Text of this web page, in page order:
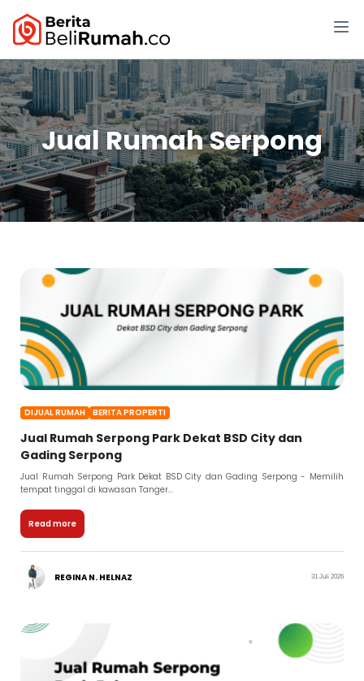
Jual Rumah Serpong
DIJUAL RUMAH BERITA PROPERTI
Jual Rumah Serpong Park Dekat BSD City dan
Gading Serpong
Jual Rumah Serpong Park Dekat BSD City dan Gading Serpong - Memilih
tempat tinggal di kawasan Tanger...
Read more
REGINA N. HELNAZ 31 Juli 2026